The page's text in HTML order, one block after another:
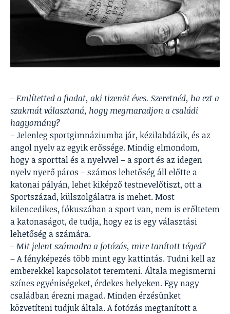
– Említetted a fiadat, aki tizenöt éves. Szeretnéd, ha ezt a
szakmát választaná, hogy megmaradjon a családi
hagyomány?
– Jelenleg sportgimnáziumba jár, kézilabdázik, és az
angol nyelv az egyik erőssége. Mindig elmondom,
hogy a sporttal és a nyelvvel – a sport és az idegen
nyelv nyerő páros – számos lehetőség áll előtte a
katonai pályán, lehet kiképző testnevelőtiszt, ott a
Sportszázad, külszolgálatra is mehet. Most
kilencedikes, fókuszában a sport van, nem is erőltetem
a katonaságot, de tudja, hogy ez is egy választási
lehetőség a számára.
– Mit jelent számodra a fotózás, mire tanított téged?
– A fényképezés több mint egy kattintás. Tudni kell az
emberekkel kapcsolatot teremteni. Általa megismerni
színes egyéniségeket, érdekes helyeken. Egy nagy
családban érezni magad. Minden érzésünket
közvetíteni tudjuk általa. A fotózás megtanított a